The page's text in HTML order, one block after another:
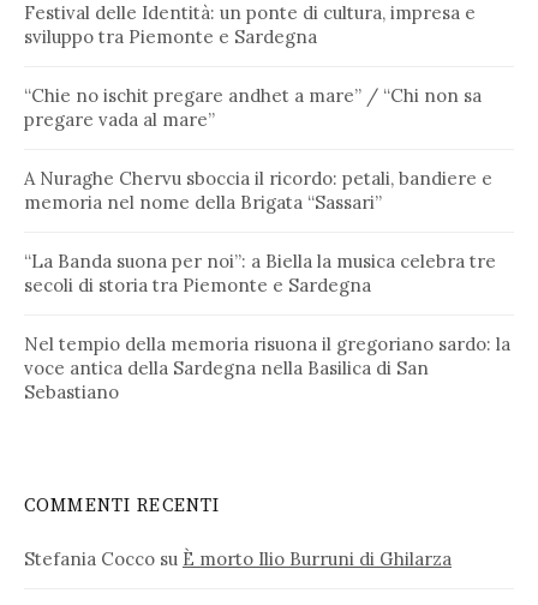
Festival delle Identità: un ponte di cultura, impresa e
sviluppo tra Piemonte e Sardegna
“Chie no ischit pregare andhet a mare” / “Chi non sa
pregare vada al mare”
A Nuraghe Chervu sboccia il ricordo: petali, bandiere e
memoria nel nome della Brigata “Sassari”
“La Banda suona per noi”: a Biella la musica celebra tre
secoli di storia tra Piemonte e Sardegna
Nel tempio della memoria risuona il gregoriano sardo: la
voce antica della Sardegna nella Basilica di San
Sebastiano
COMMENTI RECENTI
Stefania Cocco su È morto Ilio Burruni di Ghilarza